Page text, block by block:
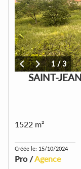
1/3
SAINT-
1522 m²
Créée le: 15/10/2024
Pro /Agence